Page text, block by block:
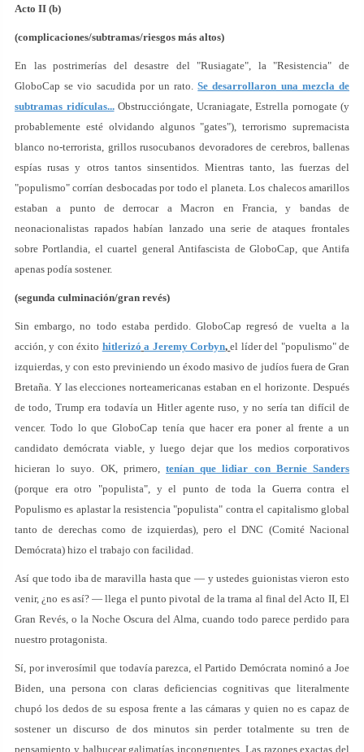
Acto II (b)
(complicaciones/subtramas/riesgos más altos)
En las postrimerías del desastre del "Rusiagate", la "Resistencia" de
GloboCap se vio sacudida por un rato.Se desarrollaron una mezcla de
subtramas ridículas...Obstruccióngate, Ucraniagate, Estrella pornogate (y
probablemente esté olvidando algunos "gates"), terrorismo supremacista
blanco no-terrorista, grillos rusocubanos devoradores de cerebros, ballenas
espías rusas y otros tantos sinsentidos. Mientras tanto, las fuerzas del
"populismo" corrían desbocadas por todo el planeta. Los chalecos amarillos
estaban a punto de derrocar a Macron en Francia, y bandas de
neonacionalistas rapados habían lanzado una serie de ataques frontales
sobre Portlandia, el cuartel general Antifascista de GloboCap, que Antifa
apenas podía sostener.
(segunda culminación/gran revés)
Sin embargo, no todo estaba perdido. GloboCap regresó de vuelta a la
acción, y con éxito hitlerizó a Jeremy Corbyn,el líder del "populismo" de
izquierdas, y con esto previniendo un éxodo masivo de judíos fuera de Gran
Bretaña. Y las elecciones norteamericanas estaban en el horizonte. Después
de todo, Trump era todavía un Hitler agente ruso, y no sería tan difícil de
vencer. Todo lo que GloboCap tenía que hacer era poner al frente a un
candidato demócrata viable, y luego dejar que los medios corporativos
hicieran lo suyo. OK, primero, tenían que lidiar con Bernie Sanders
(porque era otro "populista", y el punto de toda la Guerra contra el
Populismo es aplastar la resistencia "populista" contra el capitalismo global
tanto de derechas como de izquierdas), pero el DNC (Comité Nacional
Demócrata) hizo el trabajo con facilidad.
Así que todo iba de maravilla hasta que — y ustedes guionistas vieron esto
venir, ¿no es así? — llega el punto pivotal de la trama al final del Acto II, El
Gran Revés, o la Noche Oscura del Alma, cuando todo parece perdido para
nuestro protagonista.
Sí, por inverosímil que todavía parezca, el Partido Demócrata nominó a Joe
Biden, una persona con claras deficiencias cognitivas que literalmente
chupó los dedos de su esposa frente a las cámaras y quien no es capaz de
sostener un discurso de dos minutos sin perder totalmente su tren de
pensamiento y balbucear galimatías incongruentes. Las razones exactas del